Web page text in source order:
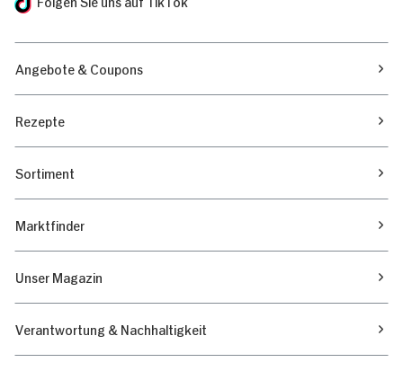
Angebote & Coupons
Rezepte
Sortiment
Marktfinder
Unser Magazin
Verantwortung & Nachhaltigkeit